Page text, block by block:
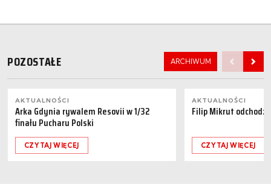
POZOSTAŁE ARCHIWUM
AKTUALNOŚCI
Arka Gdynia rywalem Resovii w 1/32
finału Pucharu Polski
CZYTAJ WIĘCEJ
AKTUALNOŚCI
Filip Mikrut
CZYTAJ WIĘCEJ